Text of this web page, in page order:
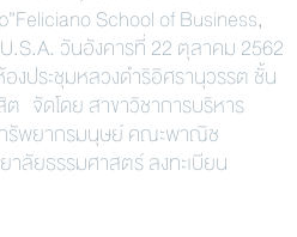
School of Business,
วันอังคารที่ 22 ตุลาคม 2562
งประชุมหลวงดำริอิศรานุวรรต ชั้น
จัดโดย สาขาวิชาการบริหาร
ทรัพยากรมนุษย์ คณะพาณิช
ลัยธรรมศาสตร์ ลงทะเบียน